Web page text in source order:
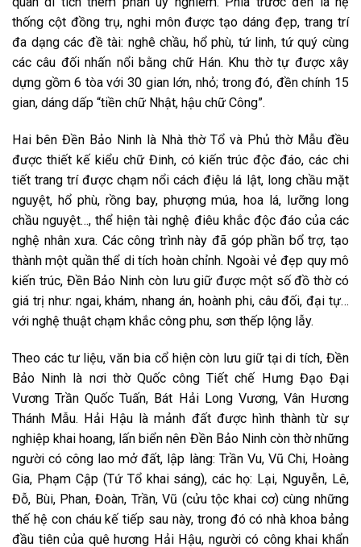
thống cột đồng trụ, nghi môn được tạo dáng đẹp, trang trí
đa dạng các đề tài: nghê chầu, hổ phù, tứ linh, tứ quý cùng
các câu đối nhấn nổi bằng chữ Hán. Khu thờ tự được xây
dựng gồm 6 tòa với 30 gian lớn, nhỏ; trong đó, đền chính 15
gian, dáng dấp “tiền chữ Nhật, hậu chữ Công”.
Hai bên Đền Bảo Ninh là Nhà thờ Tổ và Phủ thờ Mẫu đều
được thiết kế kiểu chữ Đinh, có kiến trúc độc đáo, các chi
tiết trang trí được chạm nổi cách điệu lá lật, long chầu mặt
nguyệt, hổ phù, rồng bay, phượng múa, hoa lá, lưỡng long
chầu nguyệt…, thể hiện tài nghệ điêu khắc độc đáo của các
nghệ nhân xưa. Các công trình này đã góp phần bổ trợ, tạo
thành một quần thể di tích hoàn chỉnh. Ngoài vẻ đẹp quy mô
kiến trúc, Đền Bảo Ninh còn lưu giữ được một số đồ thờ có
giá trị như: ngai, khám, nhang án, hoành phi, câu đối, đại tự…
với nghệ thuật chạm khắc công phu, sơn thếp lộng lẫy.
Theo các tư liệu, văn bia cổ hiện còn lưu giữ tại di tích, Đền
Bảo Ninh là nơi thờ Quốc công Tiết chế Hưng Đạo Đại
Vương Trần Quốc Tuấn, Bát Hải Long Vương, Vân Hương
Thánh Mẫu. Hải Hậu là mảnh đất được hình thành từ sự
nghiệp khai hoang, lấn biển nên Đền Bảo Ninh còn thờ những
người có công lao mở đất, lập làng: Trần Vu, Vũ Chi, Hoàng
Gia, Phạm Cập (Tứ Tổ khai sáng), các họ: Lại, Nguyễn, Lê,
Đỗ, Bùi, Phan, Đoàn, Trần, Vũ (cửu tộc khai cơ) cùng những
thế hệ con cháu kế tiếp sau này, trong đó có nhà khoa bảng
đầu tiên của quê hương Hải Hậu, người có công khai khẩn